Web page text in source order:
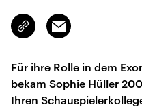
Link
kopieren/teilen
Email
Für ihre Rolle in dem
bekam Sophie Hüller
Ihren